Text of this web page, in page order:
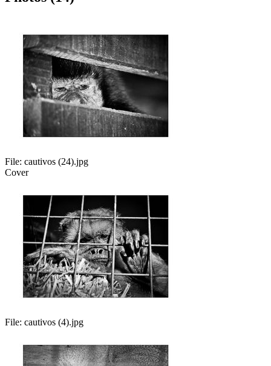
File: cautivos (24).jpg
Cover
File: cautivos (4).jpg